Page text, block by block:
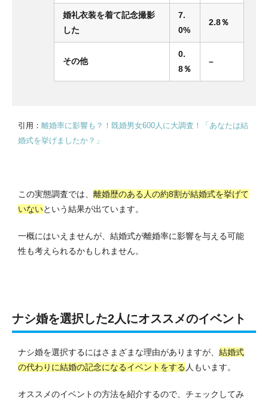
婚礼衣装を着て記念撮影
した
7.
0%
2.8％
その他
0.
8％
–
引用： 離婚率に影響も？！既婚男女600人に大調査！「あなたは結
婚式を挙げましたか？」
この実態調査では、 離婚歴のある人の約8割が結婚式を挙げて
いないという結果が出ています。
一概にはいえませんが、結婚式が離婚率に影響を与える可能
性も考えられるかもしれません。
ナシ婚を選択した2人にオススメのイベント
ナシ婚を選択するにはさまざまな理由がありますが、 結婚式
の代わりに結婚の記念になるイベントをする 人もいます。
オススメのイベントの方法を紹介するので、チェックしてみ